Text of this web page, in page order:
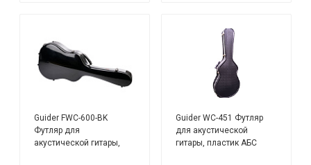
Guider FWC-600-BK
Футляр для
акустической гитары,
Guider WC-451 Футляр
для акустической
гитары, пластик АБС